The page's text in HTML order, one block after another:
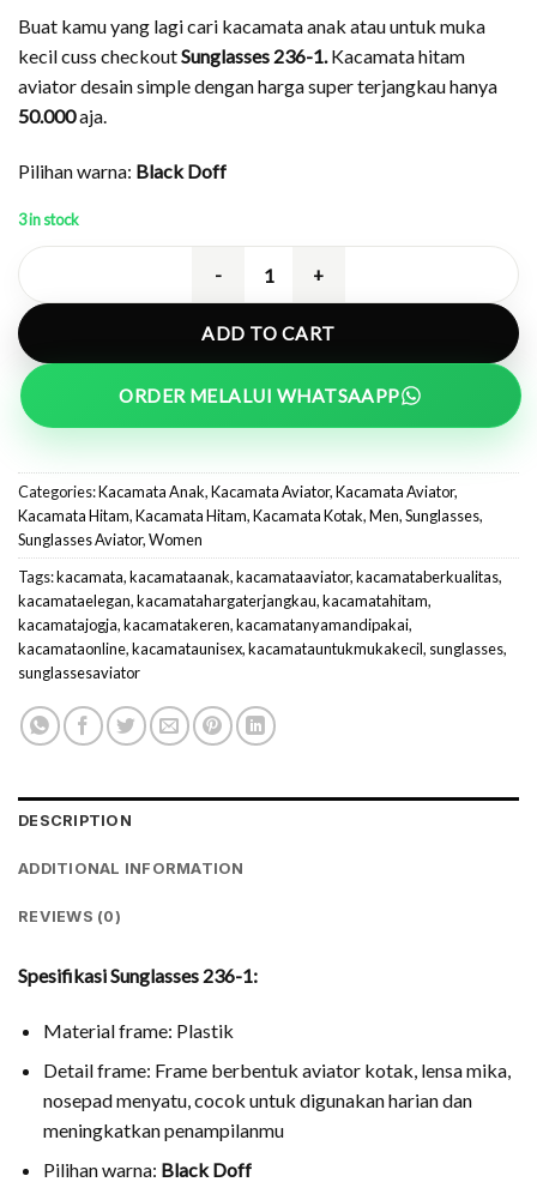
Buat kamu yang lagi cari kacamata anak atau untuk muka
kecil cuss checkoutSunglasses 236-1.Kacamata hitam
aviator desain simple dengan harga super terjangkau hanya
50.000aja.
Pilihan warna: Black Doff
3 in stock
Sunglasses Aviator Kece Anak/
ADD TO CART
ORDER MELALUI WHATSAAPP
Categories:Kacamata Anak,Kacamata Aviator,Kacamata Aviator,
Kacamata Hitam,Kacamata Hitam,Kacamata Kotak,Men,Sunglasses,
Sunglasses Aviator,Women
Tags:kacamata,kacamataanak,kacamataaviator,kacamataberkualitas,
kacamataelegan,kacamatahargaterjangkau,kacamatahitam,
kacamatajogja,kacamatakeren,kacamatanyamandipakai,
kacamataonline,kacamataunisex,kacamatauntukmukakecil, sunglasses,
sunglassesaviator
DESCRIPTION
ADDITIONAL INFORMATION
REVIEWS (0)
Spesifikasi Sunglasses 236-1:
Material frame: Plastik
Detail frame: Frame berbentuk aviator kotak, lensa mika,
nosepad menyatu, cocok untuk digunakan harian dan
meningkatkan penampilanmu
Pilihan warna: Black Doff